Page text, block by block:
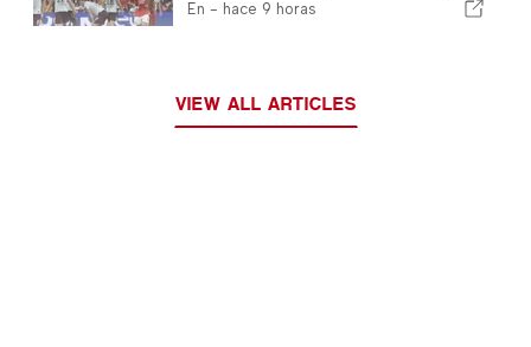
con un pie ya en la siguiente
En - hace 9 horas
VIEW ALL ARTICLES